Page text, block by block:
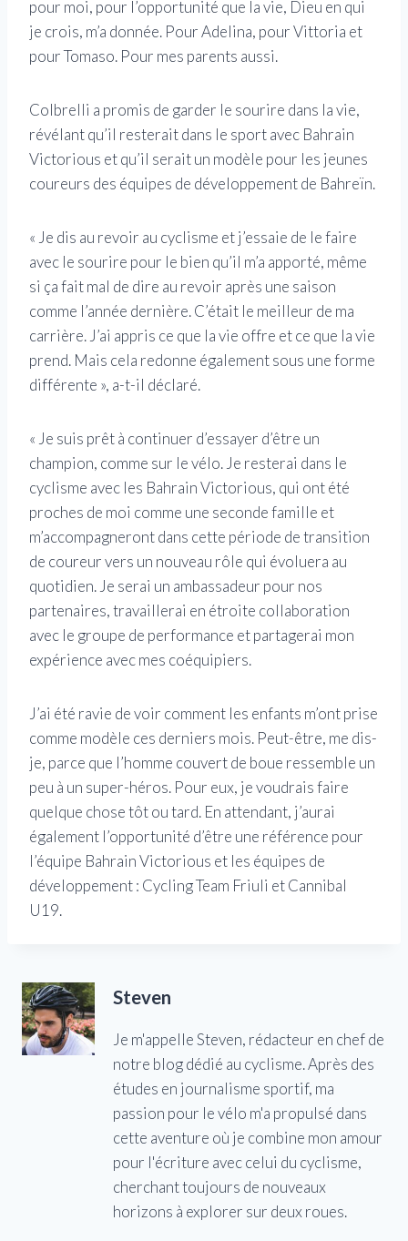
pour moi, pour l’opportunité que la vie, Dieu en qui
je crois, m’a donnée. Pour Adelina, pour Vittoria et
pour Tomaso. Pour mes parents aussi.
Colbrelli a promis de garder le sourire dans la vie,
révélant qu’il resterait dans le sport avec Bahrain
Victorious et qu’il serait un modèle pour les jeunes
coureurs des équipes de développement de Bahreïn.
« Je dis au revoir au cyclisme et j’essaie de le faire
avec le sourire pour le bien qu’il m’a apporté, même
si ça fait mal de dire au revoir après une saison
comme l’année dernière. C’était le meilleur de ma
carrière. J’ai appris ce que la vie offre et ce que la vie
prend. Mais cela redonne également sous une forme
différente », a-t-il déclaré.
« Je suis prêt à continuer d’essayer d’être un
champion, comme sur le vélo. Je resterai dans le
cyclisme avec les Bahrain Victorious, qui ont été
proches de moi comme une seconde famille et
m’accompagneront dans cette période de transition
de coureur vers un nouveau rôle qui évoluera au
quotidien. Je serai un ambassadeur pour nos
partenaires, travaillerai en étroite collaboration
avec le groupe de performance et partagerai mon
expérience avec mes coéquipiers.
J’ai été ravie de voir comment les enfants m’ont prise
comme modèle ces derniers mois. Peut-être, me dis-
je, parce que l’homme couvert de boue ressemble un
peu à un super-héros. Pour eux, je voudrais faire
quelque chose tôt ou tard. En attendant, j’aurai
également l’opportunité d’être une référence pour
l’équipe Bahrain Victorious et les équipes de
développement : Cycling Team Friuli et Cannibal
U19.
Steven
Je m'appelle Steven, rédacteur en chef de
notre blog dédié au cyclisme. Après des
études en journalisme sportif, ma
passion pour le vélo m'a propulsé dans
cette aventure où je combine mon amour
pour l'écriture avec celui du cyclisme,
cherchant toujours de nouveaux
horizons à explorer sur deux roues.